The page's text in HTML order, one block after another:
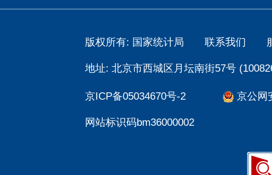
版权所有: 国家统计局 联系我们
地址: 北京市西城区月坛南街57号
京ICP备05034670号-2 京公网
网站标识码bm36000002